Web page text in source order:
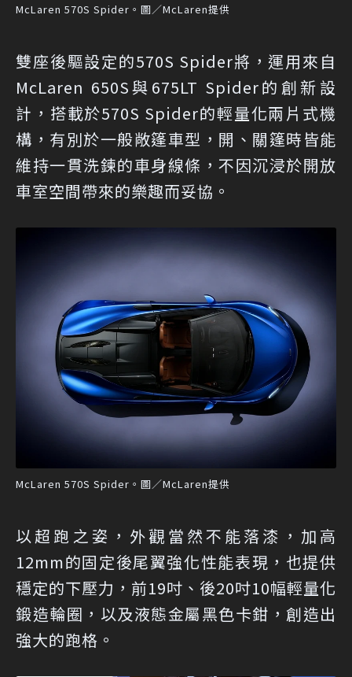
McLaren 570S Spider。圖／McLaren提供
雙座後驅設定的570S Spider將，運用來自
McLaren 650S與675LT Spider的創新設
計，搭載於570S Spider的輕量化兩片式機
構，有別於一般敞篷車型，開、關篷時皆能
維持一貫洗鍊的車身線條，不因沉浸於開放
車室空間帶來的樂趣而妥協。
McLaren 570S Spider。圖／McLaren提供
以超跑之姿，外觀當然不能落漆，加高
12mm的固定後尾翼強化性能表現，也提供
穩定的下壓力，前19吋、後20吋10幅輕量化
鍛造輪圈，以及液態金屬黑色卡鉗，創造出
強大的跑格。